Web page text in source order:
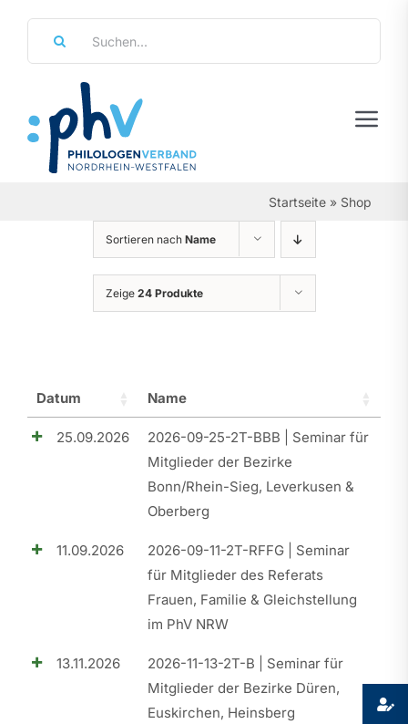
springen
Personalräte
Über Uns
Leistungen & Service
Presse
Recht
Startseite » Shop
Sortieren nach Name
Zeige 24 Produkte
Datum Name
25.09.2026
2026-09-25-2T-BBB | Seminar für
Mitglieder der Bezirke
Bonn/Rhein-Sieg, Leverkusen &
Oberberg
11.09.2026
2026-09-11-2T-RFFG | Seminar
für Mitglieder des Referats
Frauen, Familie & Gleichstellung
im PhV NRW
13.11.2026
2026-11-13-2T-B | Seminar für
Mitglieder der Bezirke Düren,
Euskirchen, Heinsberg